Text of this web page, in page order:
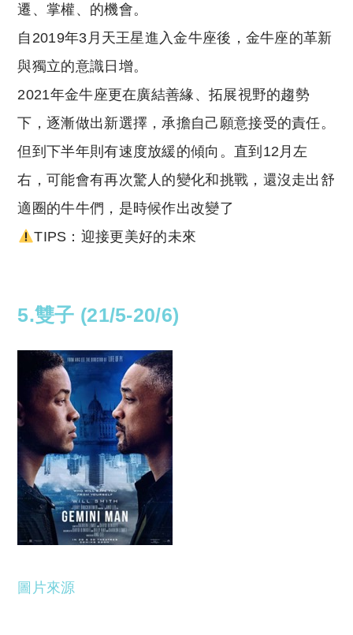
遷、掌權、的機會。
自2019年3月天王星進入金牛座後，金牛座的革新
與獨立的意識日增。
2021年金牛座更在廣結善緣、拓展視野的趨勢
下，逐漸做出新選擇，承擔自己願意接受的責任。
但到下半年則有速度放緩的傾向。直到12月左
右，可能會有再次驚人的變化和挑戰，還沒走出舒
適圈的牛牛們，是時候作出改變了
TIPS：迎接更美好的未來
5.雙子 (21/5-20/6)
圖片來源